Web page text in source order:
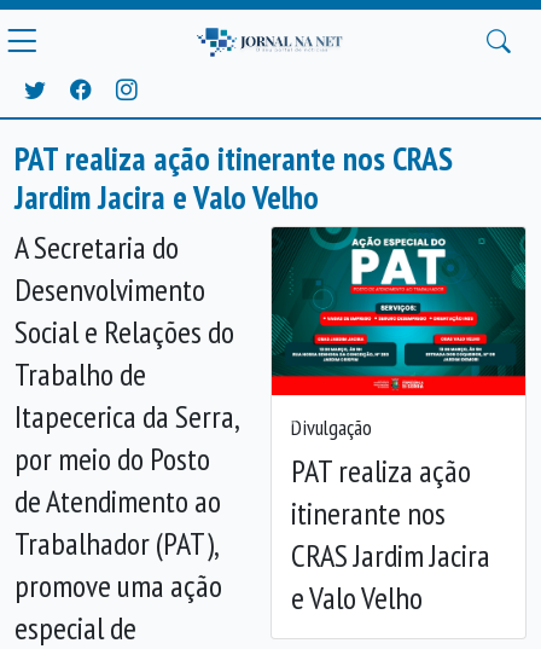
PAT realiza ação itinerante nos CRAS
Jardim Jacira e Valo Velho
Divulgação
PAT realiza ação
itinerante nos
CRAS Jardim Jacira
e Valo Velho
Anterior
A Secretaria do
Desenvolvimento
Social e Relações do
Trabalho de
Itapecerica da Serra,
por meio do Posto
de Atendimento ao
Trabalhador (PAT),
promove uma ação
especial de